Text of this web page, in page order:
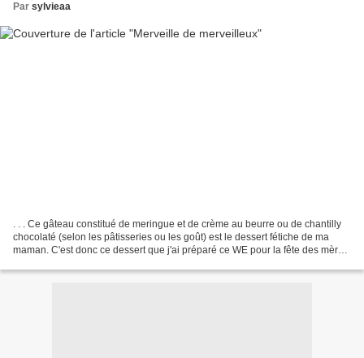
Par sylvieaa
. . . Ce gâteau constitué de meringue et de crème au beurre ou de chantilly
chocolaté (selon les pâtisseries ou les goût) est le dessert fétiche de ma
maman. C'est donc ce dessert que j'ai préparé ce WE pour la fête des mères.